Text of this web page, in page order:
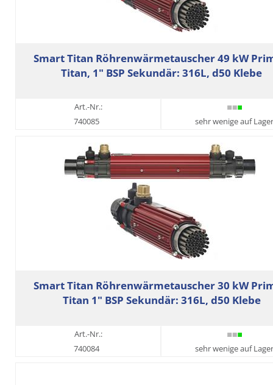
Smart Titan Röhrenwärmetauscher 49 kW
Titan, 1" BSP Sekundär: 316L, d50 Klebe
Art.-Nr.:
740085
sehr wenige auf Lager
Smart Titan Röhrenwärmetauscher 30 kW
Titan 1" BSP Sekundär: 316L, d50 Klebe
Art.-Nr.:
740084
sehr wenige auf Lager